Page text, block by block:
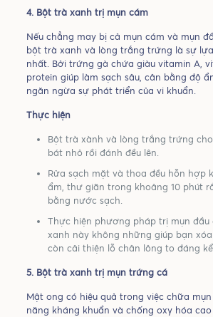
4. Bột trà xanh trị mụn cám
Nếu chẳng may bị cả mụn cám và mụn
bột trà xanh và lòng trắng trứng là sự
nhất. Bởi trứng gà chứa giàu vitamin A,
protein giúp làm sạch sâu, cân bằng độ
ngăn ngừa sự phát triển của vi khuẩn.
Thực hiện
Bột trà xành và lòng trắng trứng
bát nhỏ rồi đánh đều lên.
Rửa sạch mặt và thoa đều hỗn hợp
ẩm, thư giãn trong khoảng 10 phút
bằng nước sạch.
Thực hiện phương pháp trị mụn
xanh này không những giúp bạn
còn cải thiện lỗ chân lông to đáng
5. Bột trà xanh trị mụn trứng cá
Mật ong có hiệu quả trong việc chữa
năng kháng khuẩn và chống oxy hóa